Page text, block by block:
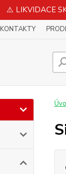
⚠️ LIKVIDACE
KONTAKTY